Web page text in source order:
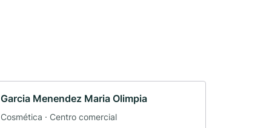
Garcia Menendez Maria Olimpia
Cosmética · Centro comercial